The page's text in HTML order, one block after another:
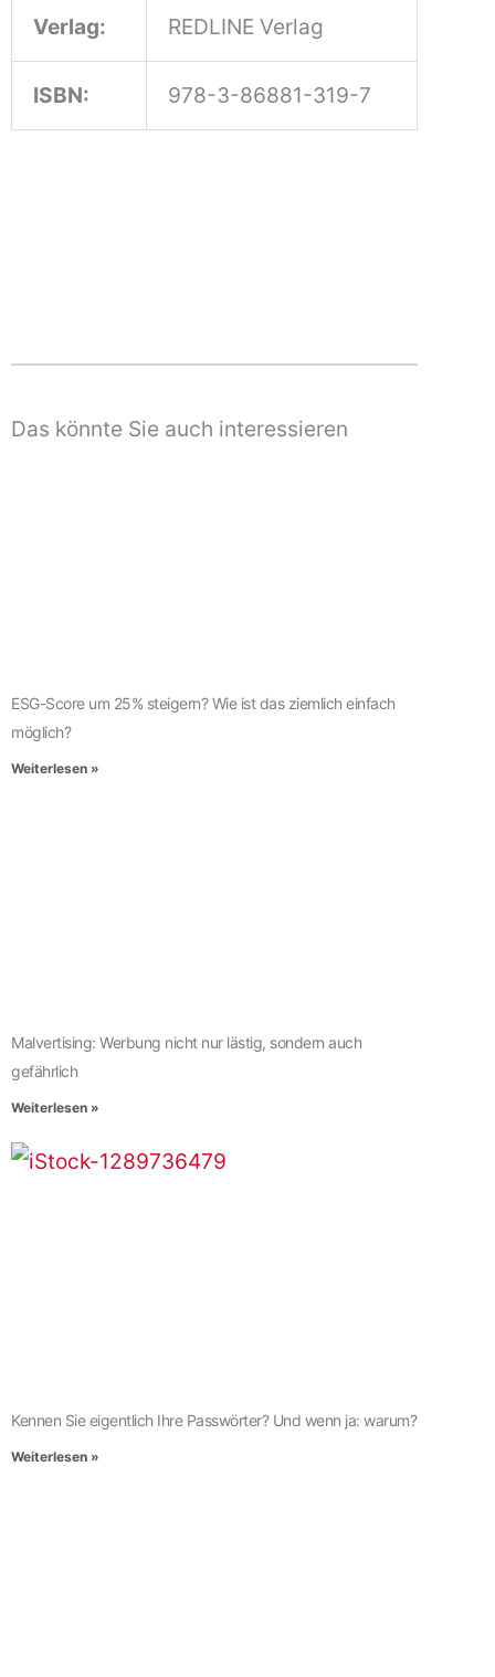
Verlag: REDLINE Verlag
ISBN: 978-3-86881-319-7
Das könnte Sie auch interessieren
ESG-Score um 25% steigern? Wie ist das ziemlich einfach
möglich?
Weiterlesen »
Malvertising: Werbung nicht nur lästig, sondern auch
gefährlich
Weiterlesen »
Kennen Sie eigentlich Ihre Passwörter? Und wenn ja: warum?
Weiterlesen »